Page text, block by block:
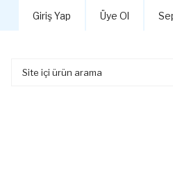
Giriş Yap Üye Ol